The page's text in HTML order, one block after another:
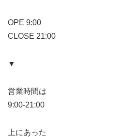
OPE 9:00
CLOSE 21:00
▼
営業時間は
9:00-21:00
上にあった